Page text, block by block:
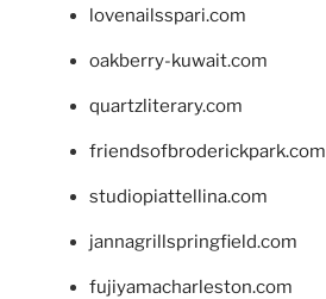
lovenailsspari.com
oakberry-kuwait.com
quartzliterary.com
friendsofbroderickpark.com
studiopiattellina.com
jannagrillspringfield.com
fujiyamacharleston.com